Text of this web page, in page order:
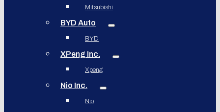
Mitsubishi
BYD Auto
BYD
XPeng Inc.
Xpeng
Nio Inc.
Nio